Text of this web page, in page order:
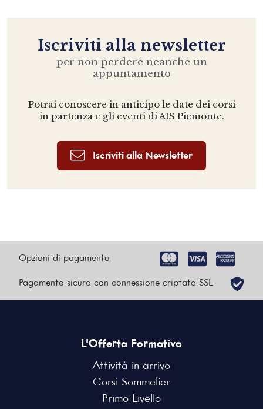
Iscriviti alla newsletter
per non perdere neanche un
appuntamento
Potrai conoscere in anticipo le date dei corsi
in partenza e gli eventi di AIS Piemonte.
Iscriviti alla Newsletter
Opzioni di pagamento
Pagamento sicuro con connessione criptata SSL
L'Offerta Formativa
Attività in arrivo
Corsi Sommelier
Primo Livello